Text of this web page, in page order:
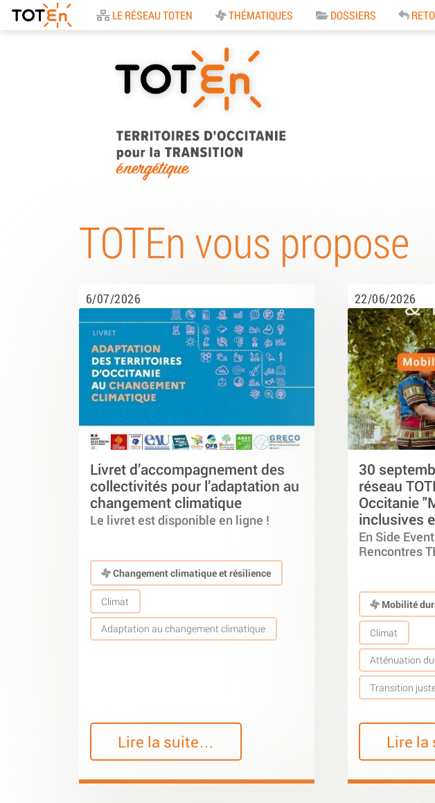
Accueil
LE RÉSEAU TOTEN THÉMATIQUES DOSSIERS
Territoires d’Occitanie
pour la Transition
Energétique
TOTEn vous propose
6/07/2026
Livret d’accompagnement des
collectivités pour l’adaptation au
changement climatique
Le livret est disponible en ligne !
Changement climatique et résilience
Climat
Adaptation au changement climatique
Lire la suite…
22/06/2026
30
réseau
Occitanie
inclusives
En Side
Rencontres
Mobilité
Climat
Atténuation
Transition
Lire